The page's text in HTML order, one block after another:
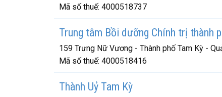
Mã số thuế: 4000518737
Trung tâm Bồi dưỡng Chính trị thành
159 Trưng Nữ Vương - Thành phố Tam Kỳ -
Mã số thuế: 4000518416
Thành Uỷ Tam Kỳ